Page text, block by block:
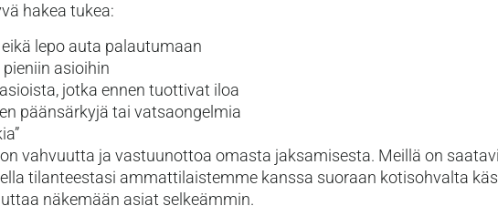
hakea tukea:
lepo auta palautumaan
asioihin
jotka ennen tuottivat iloa
päänsärkyjä tai vatsaongelmia
vahvuutta ja vastuunottoa omasta jaksamisesta. Meillä on
tilanteestasi ammattilaistemme kanssa suoraan kotisohvalta
näkemään asiat selkeämmin.